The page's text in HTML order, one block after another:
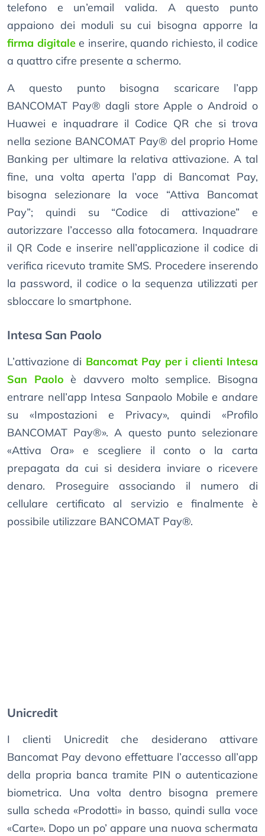
telefono e un’email valida. A questo punto
appaiono dei moduli su cui bisogna apporre la
firma digitalee inserire, quando richiesto, il codice
a quattro cifre presente a schermo.
A questo punto bisogna scaricare l’app
BANCOMAT Pay® dagli store Apple o Android o
Huawei e inquadrare il Codice QR che si trova
nella sezione BANCOMAT Pay® del proprio Home
Banking per ultimare la relativa attivazione. A tal
fine, una volta aperta l’app di Bancomat Pay,
bisogna selezionare la voce “Attiva Bancomat
Pay”; quindi su “Codice di attivazione” e
autorizzare l’accesso alla fotocamera. Inquadrare
il QR Code e inserire nell’applicazione il codice di
verifica ricevuto tramite SMS. Procedere inserendo
la password, il codice o la sequenza utilizzati per
sbloccare lo smartphone.
Intesa San Paolo
L’attivazione di Bancomat Pay per i clienti Intesa
San Paolo è davvero molto semplice. Bisogna
entrare nell’app Intesa Sanpaolo Mobile e andare
su «Impostazioni e Privacy», quindi «Profilo
BANCOMAT Pay®». A questo punto selezionare
«Attiva Ora» e scegliere il conto o la carta
prepagata da cui si desidera inviare o ricevere
denaro. Proseguire associando il numero di
cellulare certificato al servizio e finalmente è
possibile utilizzare BANCOMAT Pay®.
Unicredit
I clienti Unicredit che desiderano attivare
Bancomat Pay devono effettuare l’accesso all’app
della propria banca tramite PIN o autenticazione
biometrica. Una volta dentro bisogna premere
sulla scheda «Prodotti» in basso, quindi sulla voce
«Carte». Dopo un po’ appare una nuova schermata